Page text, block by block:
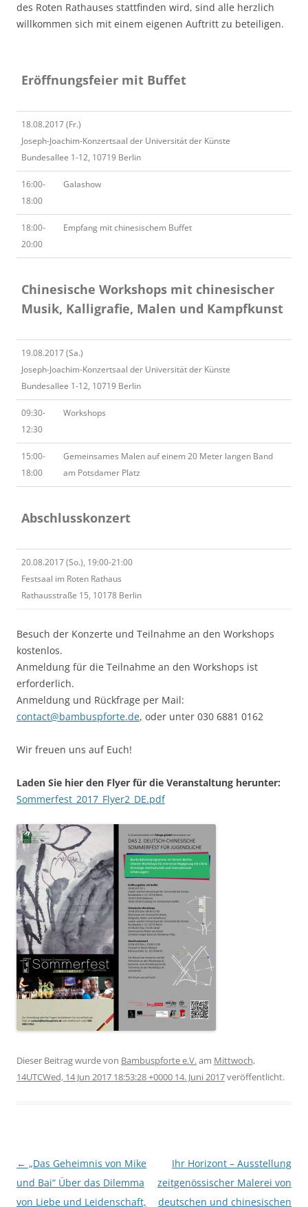
des Roten Rathauses stattfinden wird, sind alle herzlich
willkommen sich mit einem eigenen Auftritt zu beteiligen.
Eröffnungsfeier mit Buffet
18.08.2017 (Fr.)
Joseph-Joachim-Konzertsaal der Universität der Künste
Bundesallee 1-12, 10719 Berlin
16:00-
18:00
Galashow
18:00-
20:00
Empfang mit chinesischem Buffet
Chinesische Workshops mit chinesischer
Musik, Kalligrafie, Malen und Kampfkunst
19.08.2017 (Sa.)
Joseph-Joachim-Konzertsaal der Universität der Künste
Bundesallee 1-12, 10719 Berlin
09:30-
12:30
Workshops
15:00-
18:00
Gemeinsames Malen auf einem 20 Meter langen Band
am Potsdamer Platz
Abschlusskonzert
20.08.2017 (So.), 19:00-21:00
Festsaal im Roten Rathaus
Rathausstraße 15, 10178 Berlin
Besuch der Konzerte und Teilnahme an den Workshops
kostenlos.
Anmeldung für die Teilnahme an den Workshops ist
erforderlich.
Anmeldung und Rückfrage per Mail:
contact@bambuspforte.de, oder unter 030 6881 0162
Wir freuen uns auf Euch!
Laden Sie hier den Flyer für die Veranstaltung herunter:
Sommerfest_2017_Flyer2_DE.pdf
Dieser Beitrag wurdevon Bambuspforte e.V.am Mittwoch,
14UTCWed, 14 Jun 2017 18:53:28 +0000 14. Juni 2017veröffentlicht.
Beitragsnavigation
← „Das Geheimnis von Mike
und Bai“ Über das Dilemma
von Liebe und Leidenschaft,
Ihr Horizont – Ausstellung
zeitgenössischer Malerei von
deutschen und chinesischen